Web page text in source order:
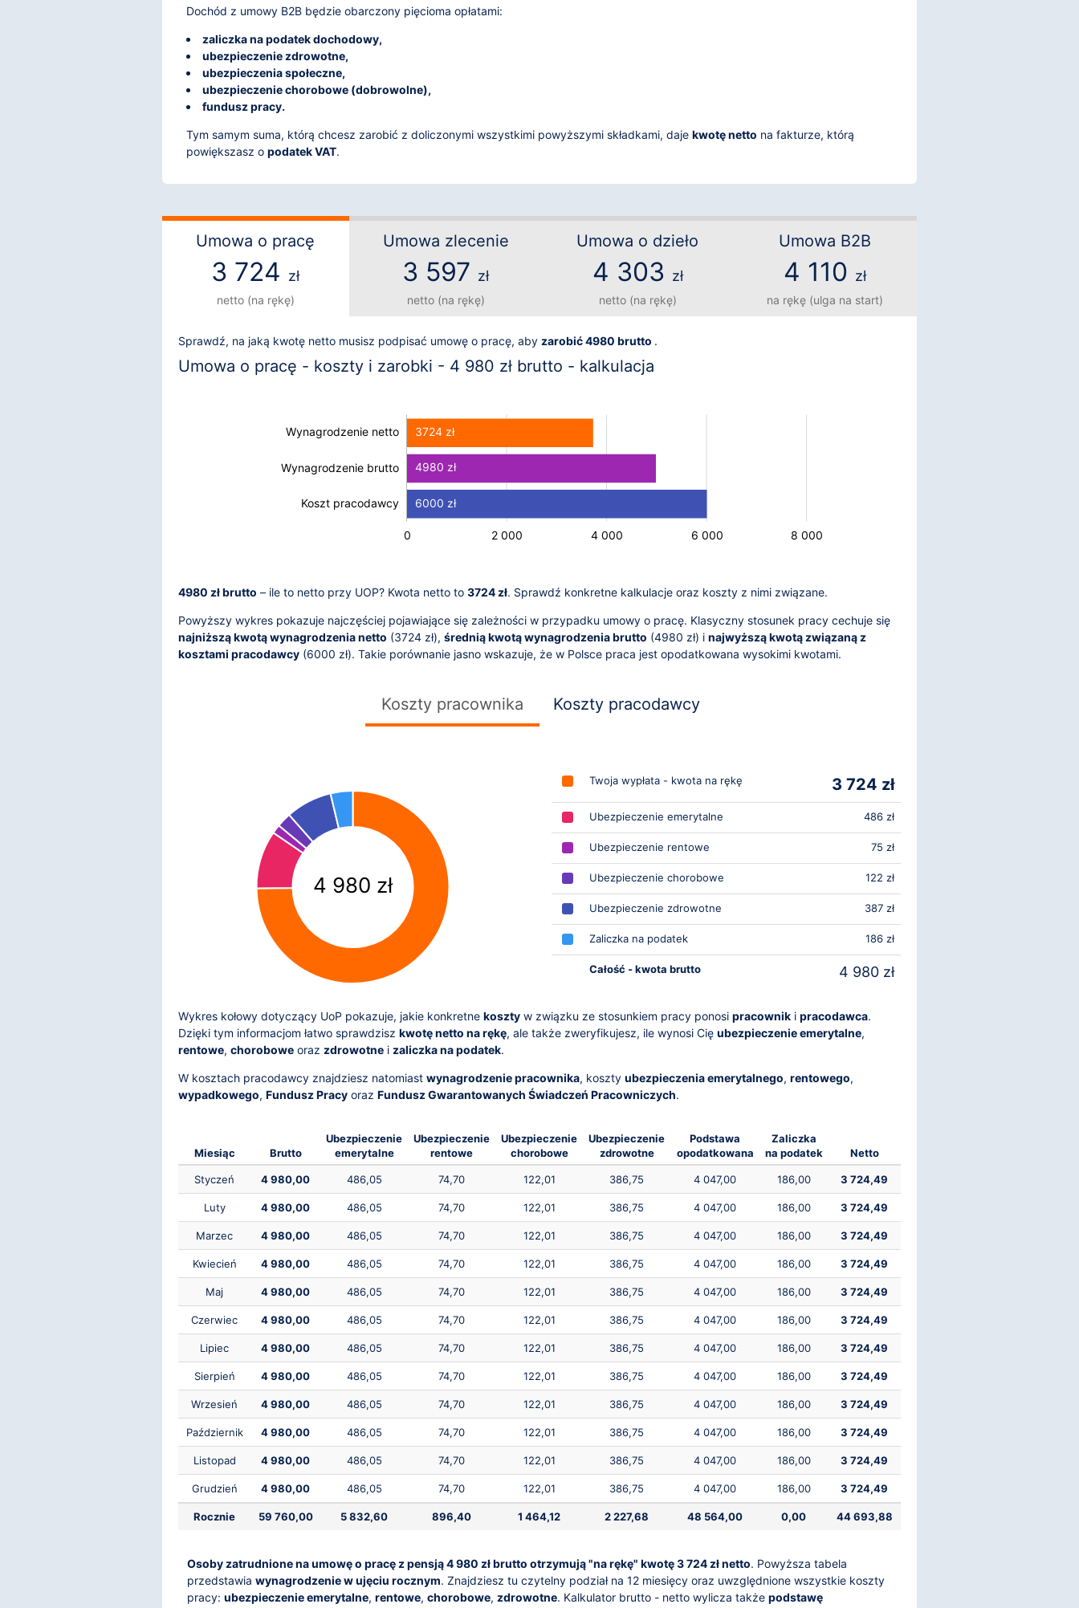
Dochód z umowy B2B będzie obarczony pięcioma opłatami:
zaliczka na podatek dochodowy,
ubezpieczenie zdrowotne,
ubezpieczenia społeczne,
ubezpieczenie chorobowe (dobrowolne),
fundusz pracy.
Tym samym suma, którą chcesz zarobić z doliczonymi wszystkimi powyższymi składkami, daje kwotę netto na fakturze, którą
powiększasz o podatek VAT.
Umowa o pracę
3 724 zł
netto (na rękę)
Umowa zlecenie
3 597 zł
netto (na rękę)
Umowa o dzieło
4 303 zł
netto (na rękę)
Umowa B2B
4 110 zł
na rękę (ulga na start)
Sprawdź, na jaką kwotę netto musisz podpisać umowę o pracę, aby zarobić 4980 brutto .
Umowa o pracę - koszty i zarobki - 4 980 zł brutto - kalkulacja
3724 zł
4980 zł
6000 zł
Wynagrodzenie brutto
Wynagrodzenie netto
Wynagrodzenie brutto
Koszt pracodawcy
L
-4 000
-2 000
0 2 000 4 000 6 000 8 000
10 000
4980 zł brutto – ile to netto przy UOP? Kwota netto to 3724 zł. Sprawdź konkretne kalkulacje oraz koszty z nimi związane.
Powyższy wykres pokazuje najczęściej pojawiające się zależności w przypadku umowy o pracę. Klasyczny stosunek pracy cechuje się
najniższą kwotą wynagrodzenia netto (3724 zł), średnią kwotą wynagrodzenia brutto (4980 zł) i najwyższą kwotą związaną z
kosztami pracodawcy (6000 zł). Takie porównanie jasno wskazuje, że w Polsce praca jest opodatkowana wysokimi kwotami.
Koszty pracownika Koszty pracodawcy
4 980 zł
Twoja wypłata - kwota na rękę 3 724 zł
Ubezpieczenie emerytalne 486 zł
Ubezpieczenie rentowe 75 zł
Ubezpieczenie chorobowe 122 zł
Ubezpieczenie zdrowotne 387 zł
Zaliczka na podatek 186 zł
Całość - kwota brutto 4 980 zł
Wykres kołowy dotyczący UoP pokazuje, jakie konkretne koszty w związku ze stosunkiem pracy ponosi pracownik i pracodawca.
Dzięki tym informacjom łatwo sprawdzisz kwotę netto na rękę, ale także zweryfikujesz, ile wynosi Cię ubezpieczenie emerytalne,
rentowe, chorobowe oraz zdrowotne i zaliczka na podatek.
W kosztach pracodawcy znajdziesz natomiast wynagrodzenie pracownika, koszty ubezpieczenia emerytalnego, rentowego,
wypadkowego, Fundusz Pracy oraz Fundusz Gwarantowanych Świadczeń Pracowniczych.
Miesiąc Brutto
Ubezpieczenie
emerytalne
Ubezpieczenie
rentowe
Ubezpieczenie
chorobowe
Ubezpieczenie
zdrowotne
Podstawa
opodatkowana
Zaliczka
na podatek
Netto
Styczeń 4 980,00 486,05 74,70 122,01 386,75 4 047,00 186,00 3 724,49
Luty 4 980,00 486,05 74,70 122,01 386,75 4 047,00 186,00 3 724,49
Marzec 4 980,00 486,05 74,70 122,01 386,75 4 047,00 186,00 3 724,49
Kwiecień 4 980,00 486,05 74,70 122,01 386,75 4 047,00 186,00 3 724,49
Maj 4 980,00 486,05 74,70 122,01 386,75 4 047,00 186,00 3 724,49
Czerwiec 4 980,00 486,05 74,70 122,01 386,75 4 047,00 186,00 3 724,49
Lipiec 4 980,00 486,05 74,70 122,01 386,75 4 047,00 186,00 3 724,49
Sierpień 4 980,00 486,05 74,70 122,01 386,75 4 047,00 186,00 3 724,49
Wrzesień 4 980,00 486,05 74,70 122,01 386,75 4 047,00 186,00 3 724,49
Październik 4 980,00 486,05 74,70 122,01 386,75 4 047,00 186,00 3 724,49
Listopad 4 980,00 486,05 74,70 122,01 386,75 4 047,00 186,00 3 724,49
Grudzień 4 980,00 486,05 74,70 122,01 386,75 4 047,00 186,00 3 724,49
Rocznie 59 760,00 5 832,60 896,40 1 464,12 2 227,68 48 564,00 0,00 44 693,88
Osoby zatrudnione na umowę o pracę z pensją 4 980 zł brutto otrzymują "na rękę" kwotę 3 724 zł netto. Powyższa tabela
przedstawia wynagrodzenie w ujęciu rocznym. Znajdziesz tu czytelny podział na 12 miesięcy oraz uwzględnione wszystkie koszty
pracy: ubezpieczenie emerytalne, rentowe, chorobowe, zdrowotne. Kalkulator brutto - netto wylicza także podstawę